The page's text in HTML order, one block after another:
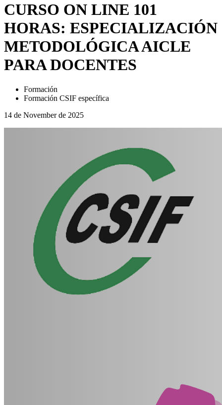
CURSO ON LINE 101
HORAS: ESPECIALIZACIÓN
METODOLÓGICA AICLE
PARA DOCENTES
Formación
Formación CSIF específica
14 de November de 2025